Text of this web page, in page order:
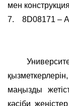
мен
7.
8D08171 –
маңызды
кәсіби